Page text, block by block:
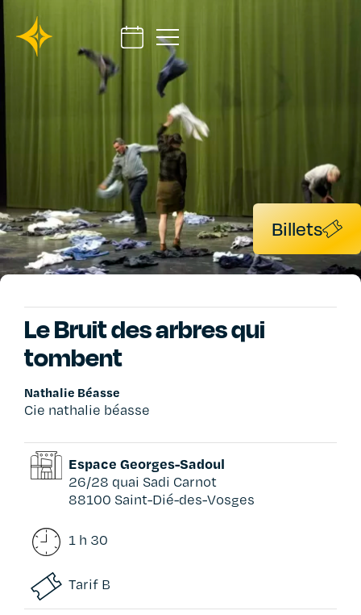
Billets
Le Bruit des arbres qui
tombent
Nathalie Béasse
Cie nathalie béasse
Espace Georges-Sadoul
26/28 quai Sadi Carnot
88100 Saint-Dié-des-Vosges
1 h 30
Tarif B